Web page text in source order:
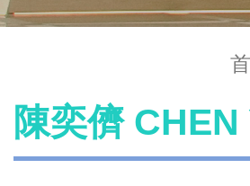
陳奕儕